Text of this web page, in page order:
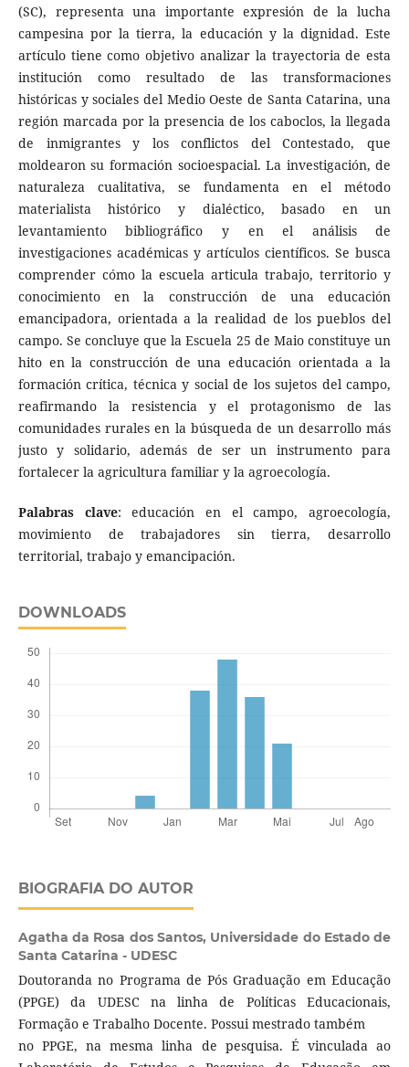
(SC), representa una importante expresión de la lucha
campesina por la tierra, la educación y la dignidad. Este
artículo tiene como objetivo analizar la trayectoria de esta
institución como resultado de las transformaciones
históricas y sociales del Medio Oeste de Santa Catarina, una
región marcada por la presencia de los caboclos, la llegada
de inmigrantes y los conflictos del Contestado, que
moldearon su formación socioespacial. La investigación, de
naturaleza cualitativa, se fundamenta en el método
materialista histórico y dialéctico, basado en un
levantamiento bibliográfico y en el análisis de
investigaciones académicas y artículos científicos. Se busca
comprender cómo la escuela articula trabajo, territorio y
conocimiento en la construcción de una educación
emancipadora, orientada a la realidad de los pueblos del
campo. Se concluye que la Escuela 25 de Maio constituye un
hito en la construcción de una educación orientada a la
formación crítica, técnica y social de los sujetos del campo,
reafirmando la resistencia y el protagonismo de las
comunidades rurales en la búsqueda de un desarrollo más
justo y solidario, además de ser un instrumento para
fortalecer la agricultura familiar y la agroecología.
Palabras clave: educación en el campo, agroecología,
movimiento de trabajadores sin tierra, desarrollo
territorial, trabajo y emancipación.
DOWNLOADS
BIOGRAFIA DO AUTOR
Agatha da Rosa dos Santos, Universidade do Estado de
Santa Catarina - UDESC
Doutoranda no Programa de Pós Graduação em Educação
(PPGE) da UDESC na linha de Políticas Educacionais,
Formação e Trabalho Docente. Possui mestrado também
no PPGE, na mesma linha de pesquisa. É vinculada ao